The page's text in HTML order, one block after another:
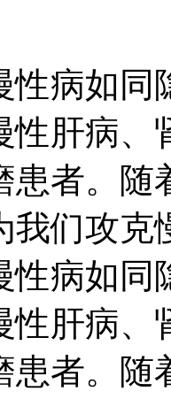
性病如同
性肝病
患者。随
我们攻
性病如同
性肝病
患者。随